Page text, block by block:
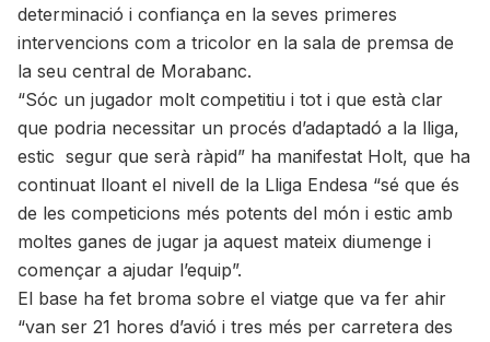
determinació i confiança en la seves primeres
intervencions com a tricolor en la sala de premsa de
la seu central de Morabanc.
“Sóc un jugador molt competitiu i tot i que està clar
que podria necessitar un procés d’adaptadó a la lliga,
estic segur que serà ràpid” ha manifestat Holt, que ha
continuat lloant el nivell de la Lliga Endesa “sé que és
de les competicions més potents del món i estic amb
moltes ganes de jugar ja aquest mateix diumenge i
començar a ajudar l’equip”.
El base ha fet broma sobre el viatge que va fer ahir
“van ser 21 hores d’avió i tres més per carretera des